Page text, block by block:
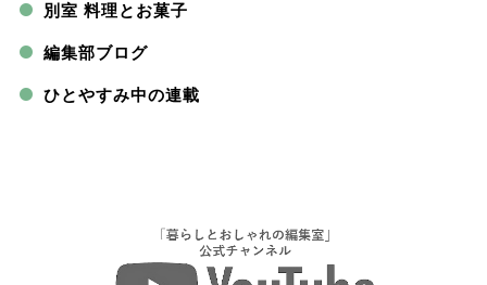
別室 料理とお菓子
編集部ブログ
ひとやすみ中の連載